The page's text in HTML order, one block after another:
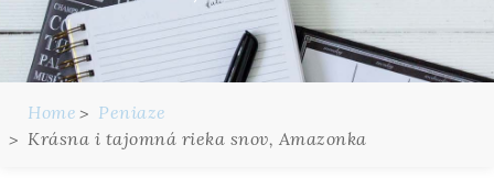
Home
Peniaze
Krásna i tajomná rieka snov, Amazonka